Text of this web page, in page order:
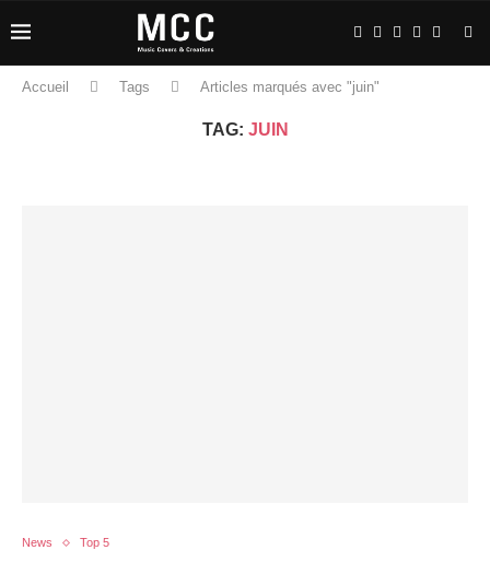
Accueil Tags Articles marqués avec "juin"
TAG: JUIN
News Top 5